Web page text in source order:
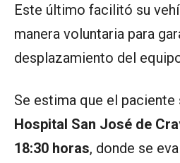
Este último facilitó su
manera voluntaria para
desplazamiento del
Se estima que el
Hospital San José de
18:30 horas, donde se